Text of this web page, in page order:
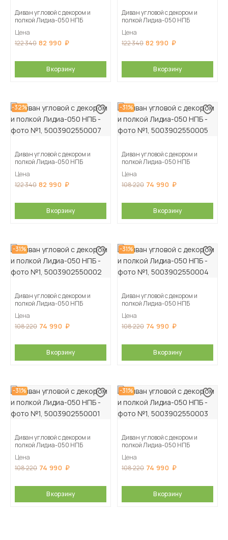
Диван угловой с декором и
полкой Лидиа-050 НПБ
Цена
122 340 82 990
В корзину
Диван угловой с декором и
полкой Лидиа-050 НПБ
Цена
122 340 82 990
В корзину
-32%
Диван угловой с декором и
полкой Лидиа-050 НПБ
Цена
122 340 82 990
В корзину
-31%
Диван угловой с декором и
полкой Лидиа-050 НПБ
Цена
108 220 74 990
В корзину
-31%
Диван угловой с декором и
полкой Лидиа-050 НПБ
Цена
108 220 74 990
В корзину
-31%
Диван угловой с декором и
полкой Лидиа-050 НПБ
Цена
108 220 74 990
В корзину
-31%
Диван угловой с декором и
полкой Лидиа-050 НПБ
Цена
108 220 74 990
В корзину
-31%
Диван угловой с декором и
полкой Лидиа-050 НПБ
Цена
108 220 74 990
В корзину